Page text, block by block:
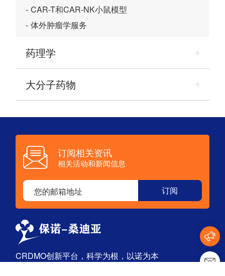
CAR-T和CAR-NK小鼠模型
体外肿瘤学服务
药理学
大分子药物
订阅相关资讯
相关活动和新闻信息
CRDMO创新平台，科学为根，以诺为本